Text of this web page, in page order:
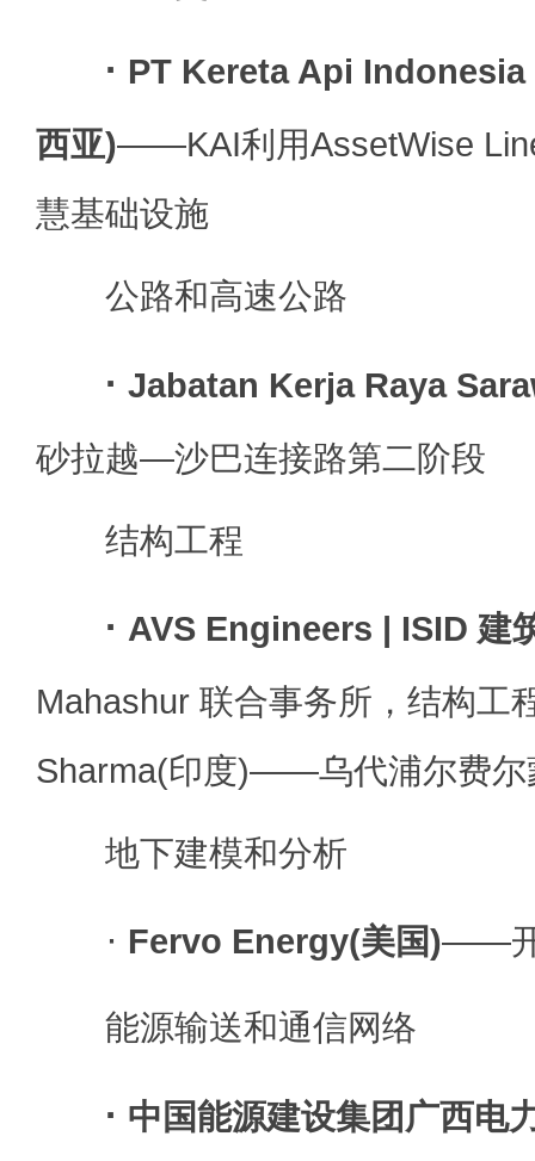
· PT Kereta Api
西亚)——KAI利用AssetWise
慧基础设施
公路和高速公路
· Jabatan Kerja Raya
砂拉越—沙巴连接路第二阶段
结构工程
· AVS Engineers | ISID 建
Mahashur 联合事务所，结构工
Sharma(印度)——乌代浦尔费尔
地下建模和分析
· Fervo Energy(美国)——
能源输送和通信网络
· 中国能源建设集团广西电